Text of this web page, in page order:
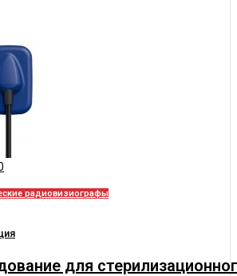
радиовизиографы
для